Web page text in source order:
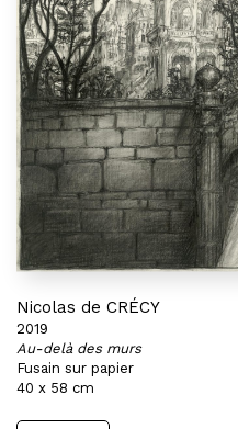
Nicolas de CRÉCY
2019
Au-delà des murs
Fusain sur papier
40 x 58 cm